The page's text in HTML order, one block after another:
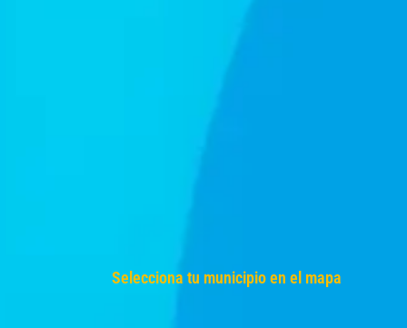
Selecciona tu municipio en el mapa